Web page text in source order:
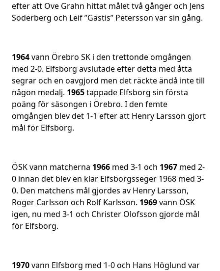
efter att Ove Grahn hittat målet två gånger och Jens
Söderberg och Leif ”Gästis” Petersson var sin gång.
1964vann Örebro SK i den trettonde omgången
med 2-0. Elfsborg avslutade efter detta med åtta
segrar och en oavgjord men det räckte ändå inte till
någon medalj. 1965tappade Elfsborg sin första
poäng för säsongen i Örebro. I den femte
omgången blev det 1-1 efter att Henry Larsson gjort
mål för Elfsborg.
ÖSK vann matcherna 1966 med 3-1 och 1967 med 2-
0 innan det blev en klar Elfsborgsseger 1968 med 3-
0. Den matchens mål gjordes av Henry Larsson,
Roger Carlsson och Rolf Karlsson. 1969vann ÖSK
igen, nu med 3-1 och Christer Olofsson gjorde mål
för Elfsborg.
1970vann Elfsborg med 1-0 och Hans Höglund var